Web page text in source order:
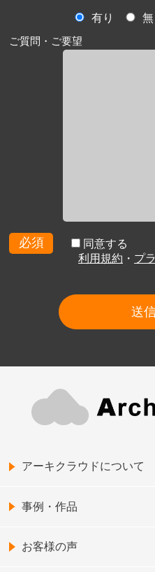
有り
無
ご質問・ご要望
必須
同意する
利用規約 ・ プ
送
アーキクラウドについて
事例・作品
お客様の声